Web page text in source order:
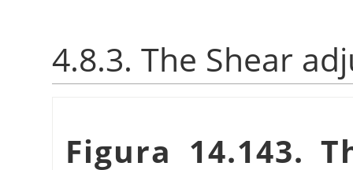
4.8.3. The Shear
Figura 14.143.